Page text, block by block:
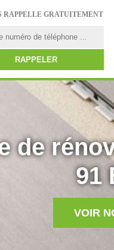
RAPPELLE GRATUITEMENT
de
91
VOIR